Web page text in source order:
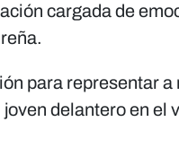
cargada de
para representar a
delantero en el